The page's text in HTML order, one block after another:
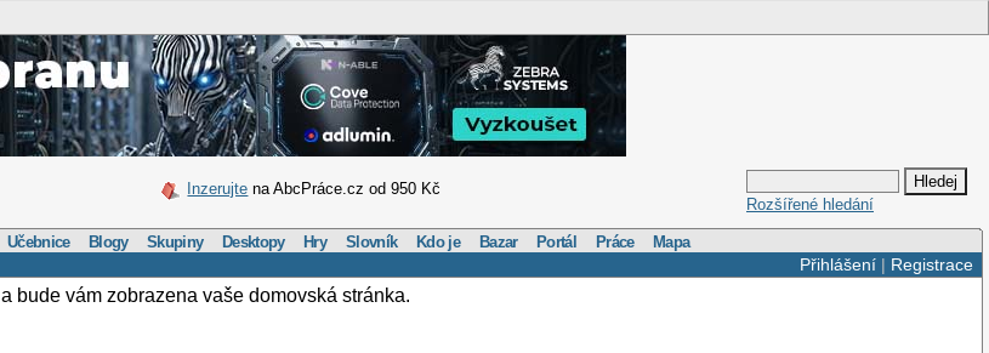
Inzerujte na AbcPráce.cz od 950 Kč
Rozšířené hledání
Učebnice Blogy Skupiny Desktopy Hry Slovník Kdo je Bazar Portál Práce Mapa
Přihlášení| Registrace
a bude vám zobrazena vaše domovská stránka.